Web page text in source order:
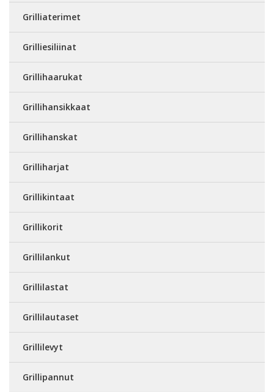
Grilliaterimet
Grilliesiliinat
Grillihaarukat
Grillihansikkaat
Grillihanskat
Grilliharjat
Grillikintaat
Grillikorit
Grillilankut
Grillilastat
Grillilautaset
Grillilevyt
Grillipannut